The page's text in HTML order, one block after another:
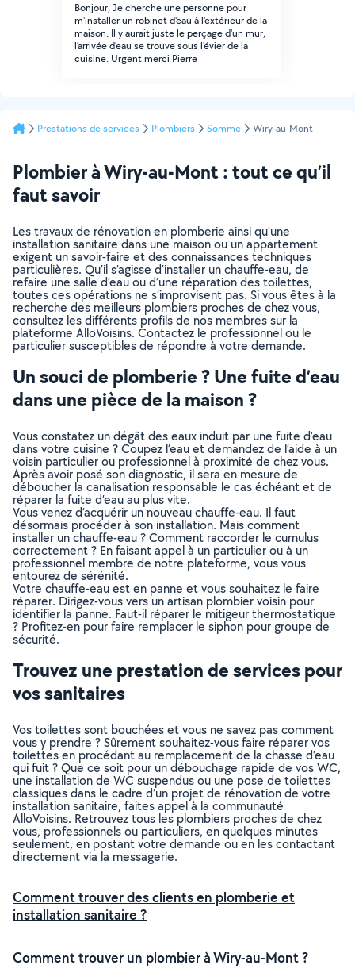
Bonjour, Je cherche une personne pour
m'installer un robinet d'eau à l'extérieur de la
maison. Il y aurait juste le perçage d'un mur,
l'arrivée d'eau se trouve sous l'évier de la
cuisine. Urgent merci Pierre
Prestations de services Plombiers Somme Wiry-au-Mont
Plombier à Wiry-au-Mont : tout ce qu’il
faut savoir
Les travaux de rénovation en plomberie ainsi qu’une
installation sanitaire dans une maison ou un appartement
exigent un savoir-faire et des connaissances techniques
particulières. Qu’il s’agisse d’installer un chauffe-eau, de
refaire une salle d’eau ou d’une réparation des toilettes,
toutes ces opérations ne s’improvisent pas. Si vous êtes à la
recherche des meilleurs plombiers proches de chez vous,
consultez les différents profils de nos membres sur la
plateforme AlloVoisins. Contactez le professionnel ou le
particulier susceptibles de répondre à votre demande.
Un souci de plomberie ? Une fuite d’eau
dans une pièce de la maison ?
Vous constatez un dégât des eaux induit par une fuite d’eau
dans votre cuisine ? Coupez l’eau et demandez de l’aide à un
voisin particulier ou professionnel à proximité de chez vous.
Après avoir posé son diagnostic, il sera en mesure de
déboucher la canalisation responsable le cas échéant et de
réparer la fuite d’eau au plus vite.
Vous venez d’acquérir un nouveau chauffe-eau. Il faut
désormais procéder à son installation. Mais comment
installer un chauffe-eau ? Comment raccorder le cumulus
correctement ? En faisant appel à un particulier ou à un
professionnel membre de notre plateforme, vous vous
entourez de sérénité.
Votre chauffe-eau est en panne et vous souhaitez le faire
réparer. Dirigez-vous vers un artisan plombier voisin pour
identifier la panne. Faut-il réparer le mitigeur thermostatique
? Profitez-en pour faire remplacer le siphon pour groupe de
sécurité.
Trouvez une prestation de services pour
vos sanitaires
Vos toilettes sont bouchées et vous ne savez pas comment
vous y prendre ? Sûrement souhaitez-vous faire réparer vos
toilettes en procédant au remplacement de la chasse d’eau
qui fuit ? Que ce soit pour un débouchage rapide de vos WC,
une installation de WC suspendus ou une pose de toilettes
classiques dans le cadre d’un projet de rénovation de votre
installation sanitaire, faites appel à la communauté
AlloVoisins. Retrouvez tous les plombiers proches de chez
vous, professionnels ou particuliers, en quelques minutes
seulement, en postant votre demande ou en les contactant
directement via la messagerie.
Comment trouver des clients en plomberie et
installation sanitaire ?
Comment trouver un plombier à Wiry-au-Mont ?